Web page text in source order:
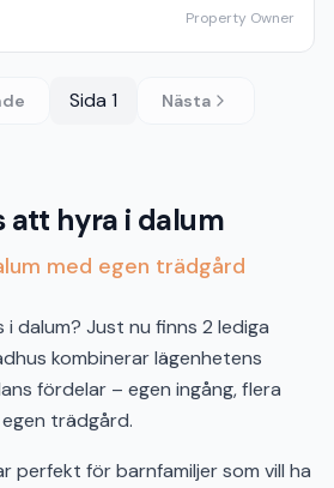
Property Owner
Sida 1 Nästa
att hyra i dalum
med egen trädgård
dalum? Just nu finns 2 lediga
kombinerar lägenhetens
fördelar – egen ingång, flera
trädgård.
perfekt för barnfamiljer som vill ha